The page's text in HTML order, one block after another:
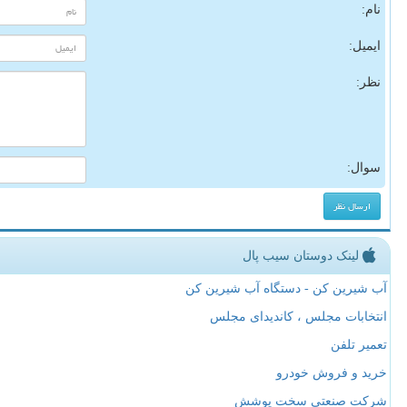
نام:
ایمیل:
نظر:
سوال:
لینک دوستان سیب پال
آب شیرین کن - دستگاه آب شیرین کن
انتخابات مجلس ، کاندیدای مجلس
تعمیر تلفن
خرید و فروش خودرو
شرکت صنعتی سخت پوشش